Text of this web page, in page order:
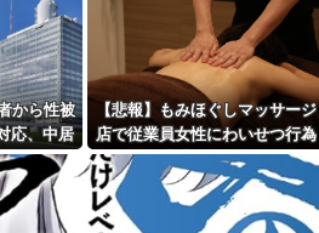
Powered by livedoor 相互RSS
から性被
応、中居
もNHKは
、指摘さ
”
【悲報】もみほぐしマッサージ
店で従業員女性にわいせつ行為
かで男を逮捕ｗｗｗｗｗｗｗｗ
ｗ